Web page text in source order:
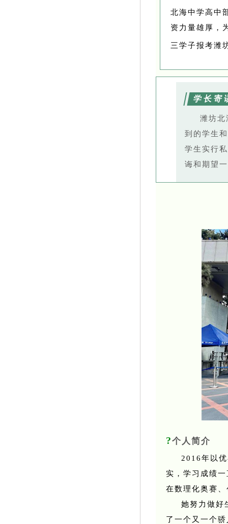
北海中学高中
资力量雄厚，
三学子报考潍
学长寄
潍坊北
到的学生
学生实行
诲和期望
?个人简介
2016年以
实，学习成绩
在数理化奥赛
她努力做好
了一个又一个